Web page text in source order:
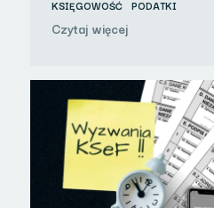
KSIĘGOWOŚĆ PODATKI
Czytaj więcej